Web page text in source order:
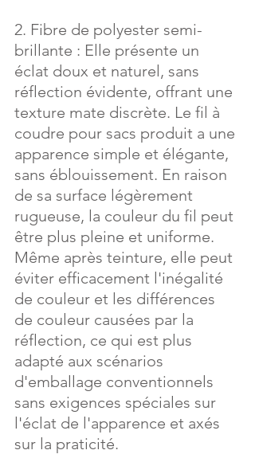
2. Fibre de polyester semi-
brillante : Elle présente un
éclat doux et naturel, sans
réflection évidente, offrant une
texture mate discrète. Le fil à
coudre pour sacs produit a une
apparence simple et élégante,
sans éblouissement. En raison
de sa surface légèrement
rugueuse, la couleur du fil peut
être plus pleine et uniforme.
Même après teinture, elle peut
éviter efficacement l'inégalité
de couleur et les différences
de couleur causées par la
réflection, ce qui est plus
adapté aux scénarios
d'emballage conventionnels
sans exigences spéciales sur
l'éclat de l'apparence et axés
sur la praticité.